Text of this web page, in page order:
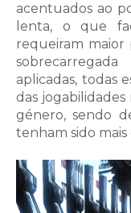
acentuados ao
lenta, o que
requeiram
aplicadas, todas
das
género, sendo
tenham sido